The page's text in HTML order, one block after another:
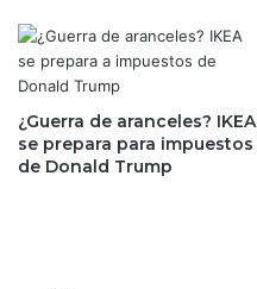
i
l
l
n
e
p
a
r
a
p
r
¿Guerra de aranceles? IKEA
se prepara para impuestos
de Donald Trump